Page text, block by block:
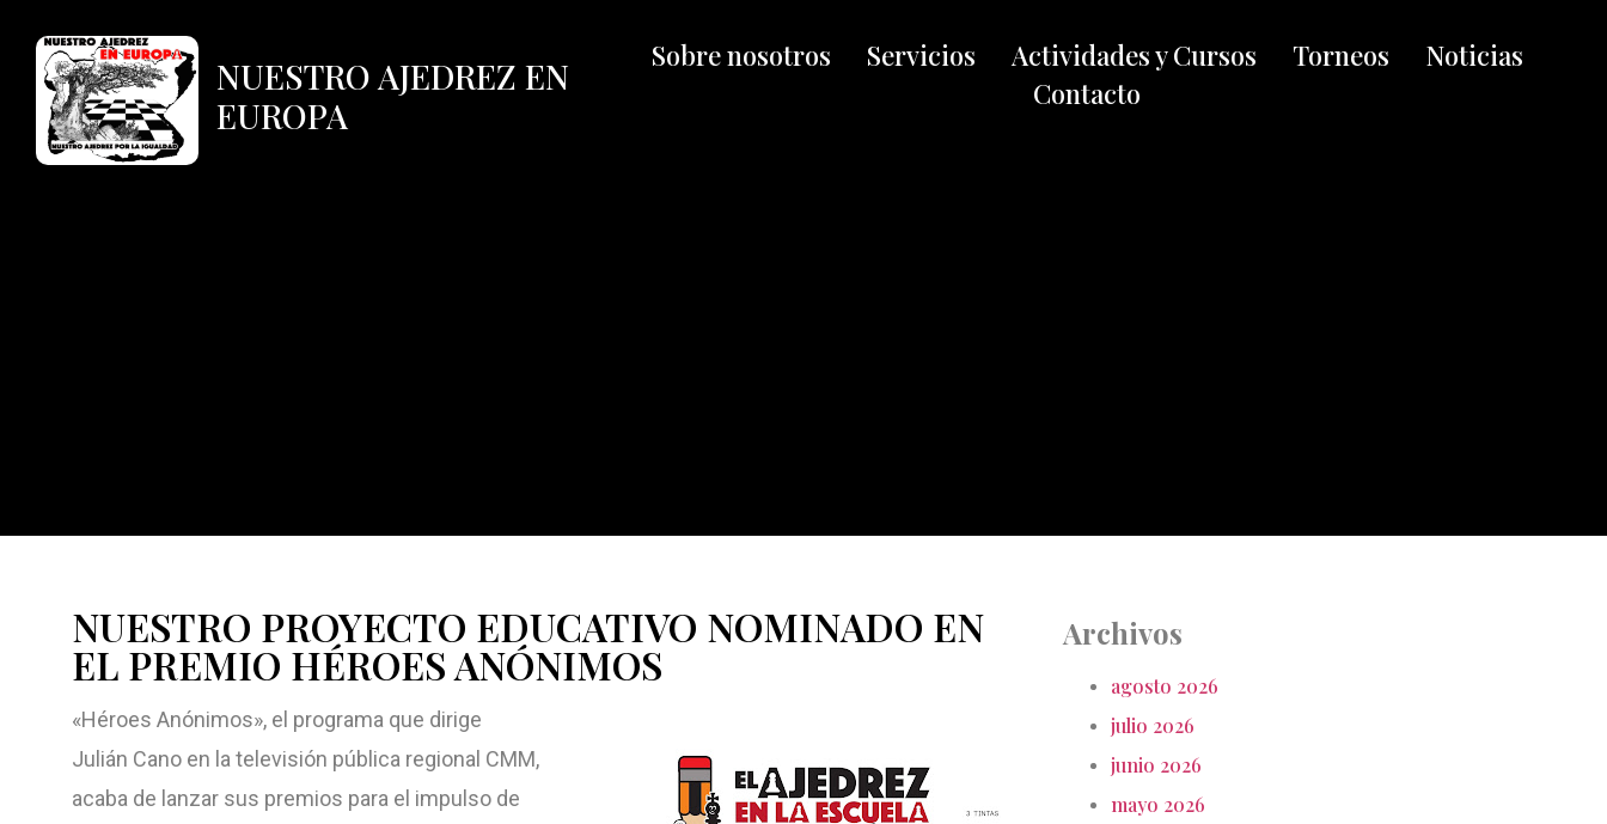
NUESTRO AJEDREZ EN
EUROPA
Sobre nosotros Servicios Actividades y Cursos Torneos
Noticias
Contacto
NUESTRO PROYECTO EDUCATIVO NOMINADO EN
EL PREMIO HÉROES ANÓNIMOS
«Héroes Anónimos», el programa que dirige
Julián Cano en la televisión pública regional CMM,
acaba de lanzar sus premios para el impulso de
Archivos
agosto 2026
julio 2026
junio 2026
mayo 2026